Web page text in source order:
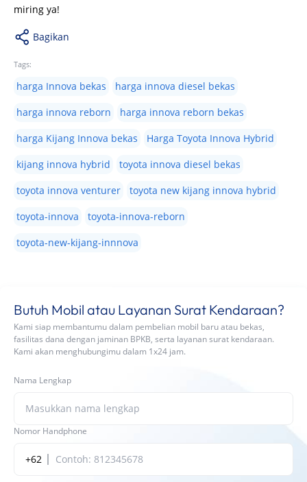
miring ya!
Bagikan
Tags:
harga Innova bekas
harga innova diesel bekas
harga innova reborn
harga innova reborn bekas
harga Kijang Innova bekas
Harga Toyota Innova Hybrid
kijang innova hybrid
toyota innova diesel bekas
toyota innova venturer
toyota new kijang innova hybrid
toyota-innova
toyota-innova-reborn
toyota-new-kijang-innnova
Butuh Mobil atau Layanan Surat Kendaraan?
Kami siap membantumu dalam pembelian mobil baru atau bekas,
fasilitas dana dengan jaminan BPKB, serta layanan surat kendaraan.
Kami akan menghubungimu dalam 1x24 jam.
Nama Lengkap
Nomor Handphone
+62